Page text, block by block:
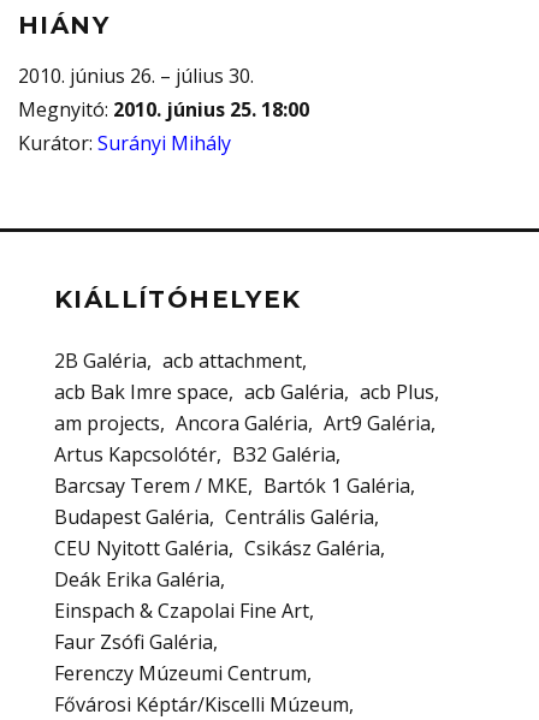
HIÁNY
2010. június 26. – július 30.
Megnyitó: 2010. június 25. 18:00
Kurátor: Surányi Mihály
KIÁLLÍTÓHELYEK
2B Galéria
acb attachment
acb Bak Imre space
acb Galéria
acb Plus
am projects
Ancora Galéria
Art9 Galéria
Artus Kapcsolótér
B32 Galéria
Barcsay Terem / MKE
Bartók 1 Galéria
Budapest Galéria
Centrális Galéria
CEU Nyitott Galéria
Csikász Galéria
Deák Erika Galéria
Einspach & Czapolai Fine Art
Faur Zsófi Galéria
Ferenczy Múzeumi Centrum
Fővárosi Képtár/Kiscelli Múzeum